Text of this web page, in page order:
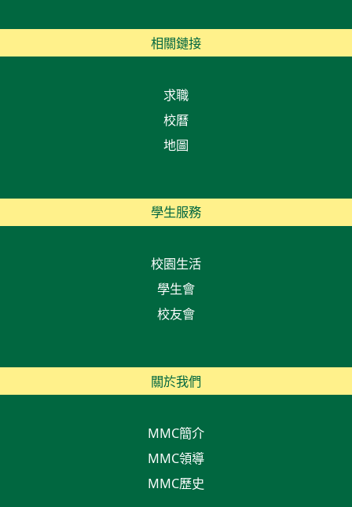
相關鏈接
求職
校曆
地圖
學生服務
校園生活
學生會
校友會
關於我們
MMC簡介
MMC領導
MMC歷史